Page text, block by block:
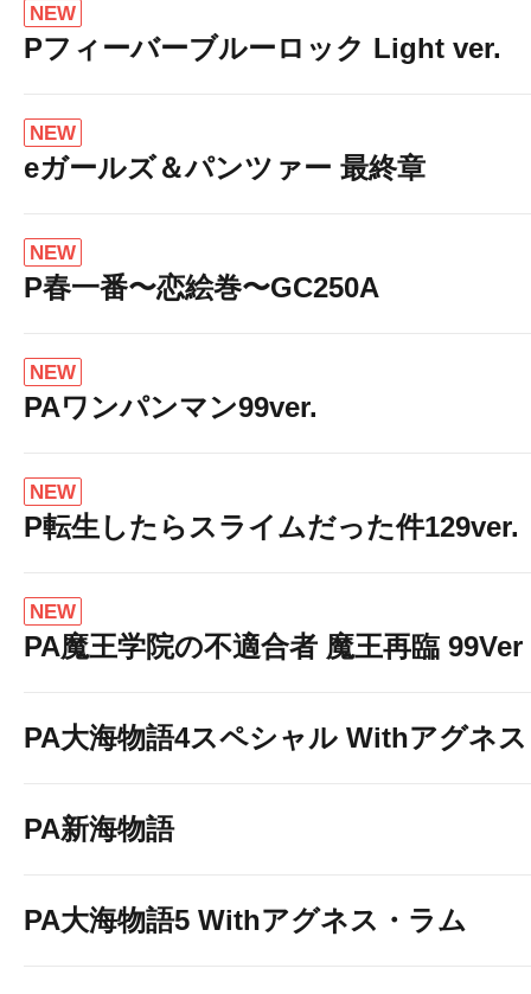
NEW
Pフィーバーブルーロック Light ver.
NEW
eガールズ＆パンツァー 最終章
NEW
P春一番〜恋絵巻〜GC250A
NEW
PAワンパンマン99ver.
NEW
P転生したらスライムだった件129ver.
NEW
PA魔王学院の不適合者 魔王再臨 99Ver
PA大海物語4スペシャル Withアグネ
PA新海物語
PA大海物語5 Withアグネス・ラム